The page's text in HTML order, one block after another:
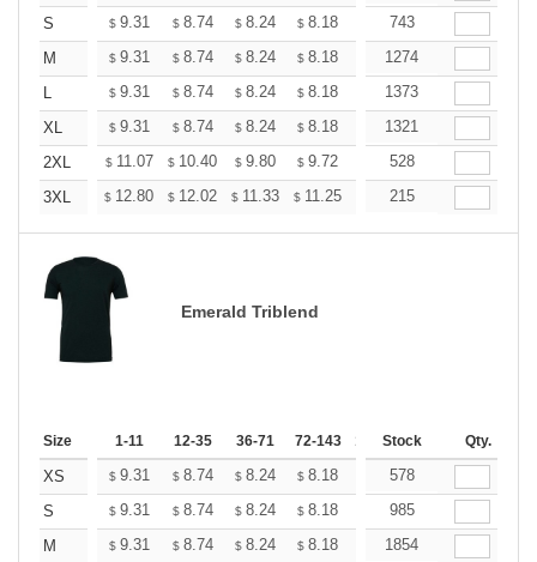
S
$ 9.31 $ 8.74 $ 8.24 $ 8.18 7.80
743
M
$ 9.31 $ 8.74 $ 8.24 $ 8.18 7.80
1274
L
$ 9.31 $ 8.74 $ 8.24 $ 8.18 7.80
1373
XL
$ 9.31 $ 8.74 $ 8.24 $ 8.18 7.80
1321
2XL
$ 11.07 $ 10.40 $ 9.80 $ 9.72 9.28
528
3XL
$ 12.80 $ 12.02 $ 11.33 $ 11.25 10.73
215
Emerald Triblend
Size 1-11 12-35 36-71 72-143 144-287 288 + More
Stock Qty.
XS $ 9.31 $ 8.74 $ 8.24 $ 8.18 7.80
578
S
$ 9.31 $ 8.74 $ 8.24 $ 8.18 7.80
985
M
$ 9.31 $ 8.74 $ 8.24 $ 8.18 7.80
1854